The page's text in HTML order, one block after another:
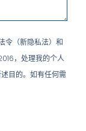
令（新隐私法）和
，处理我的个人
目的。如有任何需